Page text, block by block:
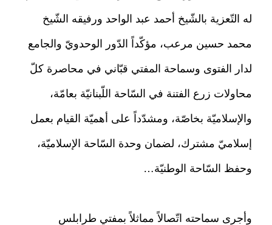
له التّعزية بالشّيخ أحمد عبد الواحد ورفيقه الشّيخ
محمد حسين مرعب، مؤكّداً الدّور الوحدويّ والجامع
لدار الفتوى وسماحة المفتي قبّاني في محاصرة كلّ
محاولات زرع الفتنة في السّاحة اللّبنانيّة بعامّة،
والإسلاميّة بخاصّة، ومشدّداً على أهميّة القيام بعمل
إسلاميّ مشترك، لضمان وحدة السّاحة الإسلاميّة،
وحفظ السّاحة الوطنيّة…
وأجرى سماحته اتّصالاً مماثلاً بمفتي طرابلس